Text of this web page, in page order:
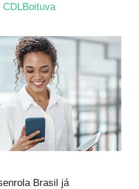
CDLBoituva
Brasil já